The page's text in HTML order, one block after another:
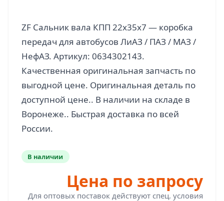
ZF Сальник вала КПП 22х35х7 — коробка
передач для автобусов ЛиАЗ / ПАЗ / МАЗ /
НефАЗ. Артикул: 0634302143.
Качественная оригинальная запчасть по
выгодной цене. Оригинальная деталь по
доступной цене.. В наличии на складе в
Воронеже.. Быстрая доставка по всей
В наличии
Цена по запросу
Для оптовых поставок действуют спец. условия